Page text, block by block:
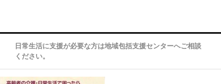
日常生活に支援が必要な方は地域包括支援センターへご相談
ください。